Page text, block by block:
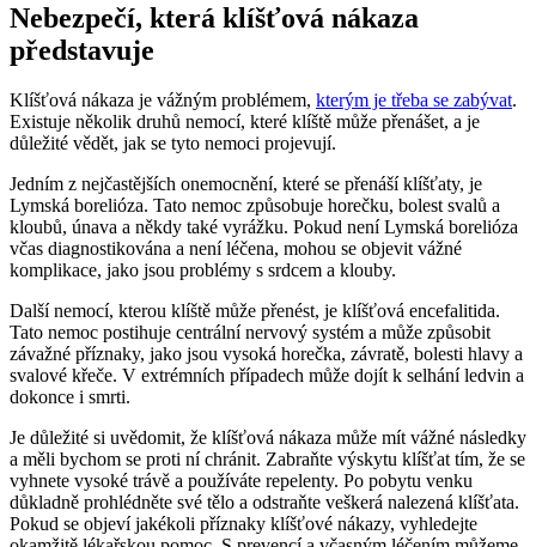
Nebezpečí, která klíšťová⁤ nákaza
představuje
Klíšťová nákaza je ​vážným‌ problémem, kterým je třeba se zabývat.
Existuje několik druhů nemocí, které klíště může přenášet, a​ je
důležité vědět, jak se tyto nemoci projevují.
Jedním z nejčastějších⁤ onemocnění, které se přenáší klíšťaty, je
Lymská borelióza. Tato ⁤nemoc způsobuje horečku, bolest svalů a
kloubů, únava a někdy⁣ také vyrážku. Pokud‌ není Lymská borelióza
včas diagnostikována ‌a není léčena, mohou se objevit ⁢vážné
komplikace, jako jsou problémy s srdcem a klouby.
Další nemocí, ⁢kterou klíště může přenést, je klíšťová encefalitida.
Tato nemoc postihuje ⁤centrální nervový systém a může způsobit
závažné příznaky, jako jsou vysoká horečka, závratě, bolesti hlavy a
svalové křeče. V extrémních případech‌ může dojít k selhání ledvin a
dokonce i smrti.
Je důležité si⁤ uvědomit, že klíšťová‌ nákaza může mít⁣ vážné následky
a‍ měli⁣ bychom se proti ní chránit. Zabraňte ⁢výskytu klíšťat tím, že se
vyhnete vysoké trávě a používáte repelenty. Po pobytu‍ venku
důkladně prohlédněte‌ své tělo a odstraňte veškerá nalezená ‍klíšťata.
Pokud se objeví jakékoli příznaky klíšťové nákazy, vyhledejte